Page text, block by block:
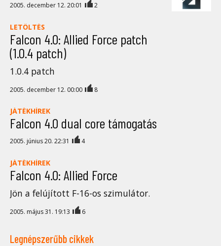
2005. december 12. 20:01 2
LETÖLTÉS
Falcon 4.0: Allied Force patch
(1.0.4 patch)
1.0.4 patch
2005. december 12. 00:00 8
JÁTÉKHÍREK
Falcon 4.0 dual core támogatás
2005. június 20. 22:31 4
JÁTÉKHÍREK
Falcon 4.0: Allied Force
Jön a felújított F-16-os szimulátor.
2005. május 31. 19:13 6
Legnépszerűbb cikkek